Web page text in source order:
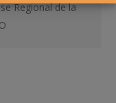
Regional de la